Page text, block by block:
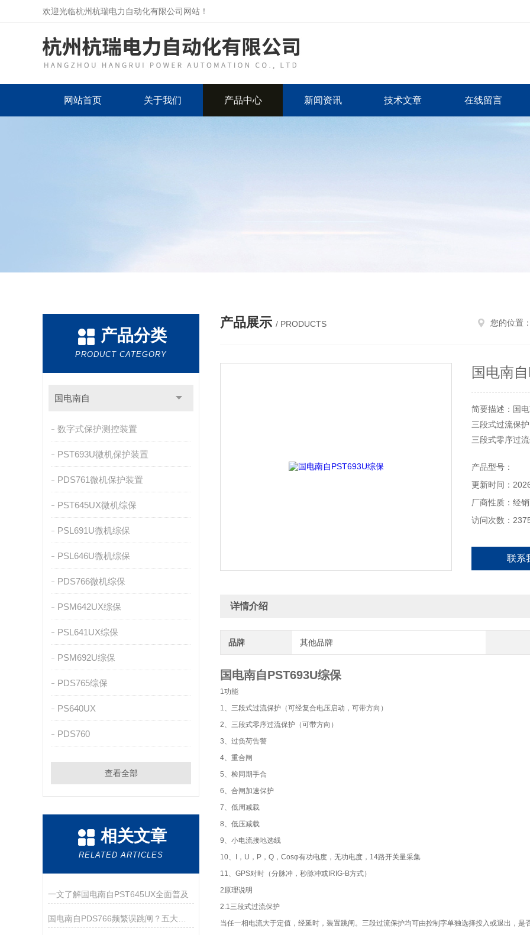
欢迎光临杭州杭瑞电力自动化有限公司网站！
网站首页 关于我们 产品中心 新闻资讯 技术文章 在线留言
产品分类
PRODUCT CATEGORY
国电南自
数字式保护测控装置
PST693U微机保护装置
PDS761微机保护装置
PST645UX微机综保
PSL691U微机综保
PSL646U微机综保
PDS766微机综保
PSM642UX综保
PSL641UX综保
PSM692U综保
PDS765综保
PS640UX
PDS760
查看全部
相关文章
RELATED ARTICLES
一文了解国电南自PST645UX全面普及
产品展示 / PRODUCTS 您的位置：
国电南
简要描述：国
三段式过流保
三段式零序过
重合闸
检同期手合
合闸加速保护
低周减载
小电流接地选线
I，U，P，Q，
产品型号：
更新时间：
厂商性质：经
访问次数：
联系
详情介绍
品牌 其他品牌
国电南自PST693U综保
1功能
1、三段式过流保护（可经复合电压启动，可带方向）
2、三段式零序过流保护（可带方向）
3、过负荷告警
4、重合闸
5、检同期手合
6、合闸加速保护
7、低周减载
8、低压减载
9、小电流接地选线
10、I，U，P，Q，Cosφ有功电度，无功电度，14路开关量采集
11、GPS对时（分脉冲，秒脉冲或IRIG-B方式）
2原理说明
2.1三段式过流保护
当任一相电流大于定值，经延时，装置跳闸。三段过流保护均可由控制字单独选择投入或退出，